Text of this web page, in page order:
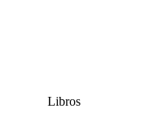
Libros